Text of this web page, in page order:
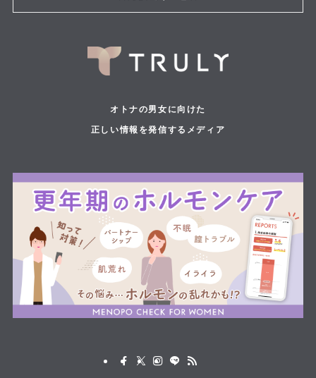
オトナの男女に向けた
正しい情報を発信するメディア